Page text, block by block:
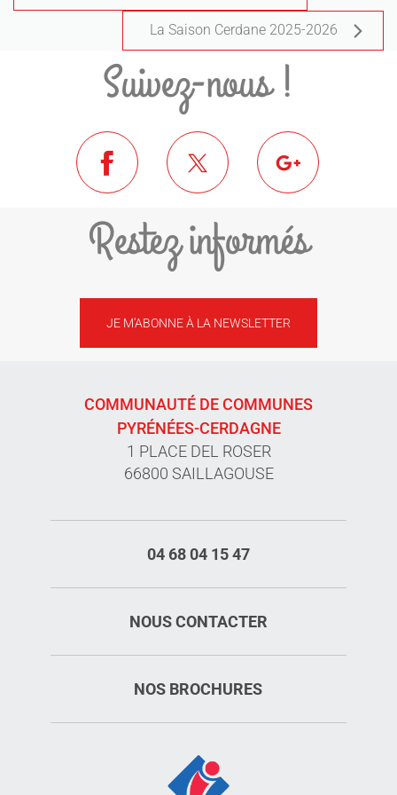
La Saison Cerdane 2025-2026
Suivez-nous !
Restez informés
JE M'ABONNE À LA NEWSLETTER
COMMUNAUTÉ DE COMMUNES
PYRÉNÉES-CERDAGNE
1 PLACE DEL ROSER
66800 SAILLAGOUSE
04 68 04 15 47
NOUS CONTACTER
NOS BROCHURES